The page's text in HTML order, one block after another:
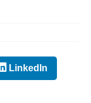
LinkedIn